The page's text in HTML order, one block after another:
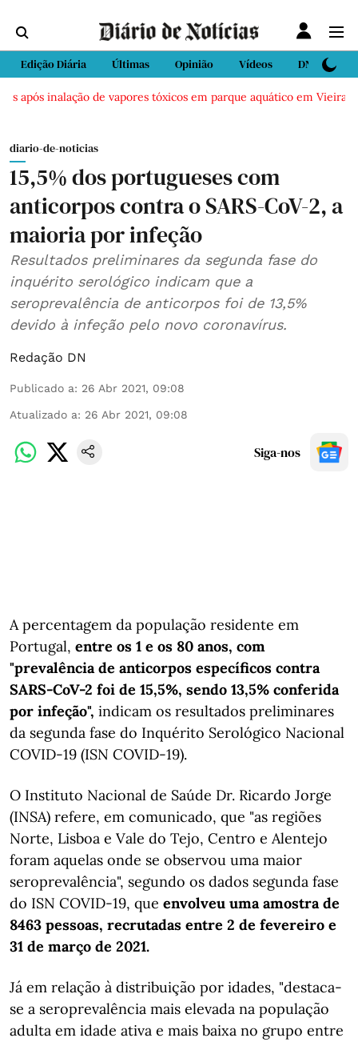
Edição Diária Últimas Opinião Vídeos DN Sport
após inalação de vapores tóxicos em parque aquático em Vieira de
diario-de-noticias
15,5% dos portugueses com
anticorpos contra o SARS-CoV-2, a
maioria por infeção
Resultados preliminares da segunda fase do
inquérito serológico indicam que a
seroprevalência de anticorpos foi de 13,5%
devido à infeção pelo novo coronavírus.
Redação DN
Publicado a: 26 Abr 2021, 09:08
Atualizado a: 26 Abr 2021, 09:08
Siga-nos
A percentagem da população residente em
Portugal, entre os 1 e os 80 anos, com
"prevalência de anticorpos específicos contra
SARS-CoV-2 foi de 15,5%, sendo 13,5% conferida
por infeção", indicam os resultados preliminares
da segunda fase do Inquérito Serológico Nacional
COVID-19 (ISN COVID-19).
O Instituto Nacional de Saúde Dr. Ricardo Jorge
(INSA) refere, em comunicado, que "as regiões
Norte, Lisboa e Vale do Tejo, Centro e Alentejo
foram aquelas onde se observou uma maior
seroprevalência", segundo os dados segunda fase
do ISN COVID-19, que envolveu uma amostra de
8463 pessoas, recrutadas entre 2 de fevereiro e
31 de março de 2021.
Já em relação à distribuição por idades, "destaca-
se a seroprevalência mais elevada na população
adulta em idade ativa e mais baixa no grupo entre